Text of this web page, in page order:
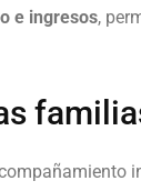
e ingresos,